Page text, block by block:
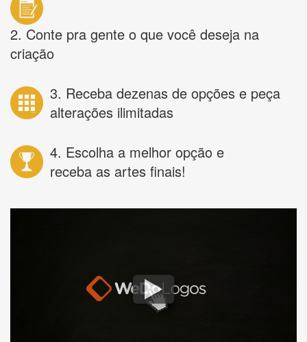
2. Conte pra gente o que você deseja na
criação
3. Receba dezenas de opções e peça
alterações ilimitadas
4. Escolha a melhor opção e
receba as artes finais!